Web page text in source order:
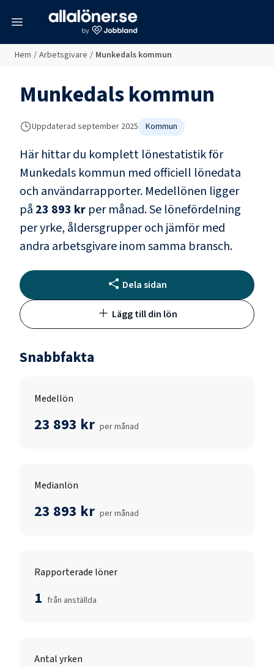
Hem / Arbetsgivare / Munkedals kommun
Munkedals kommun
Uppdaterad september 2025 Kommun
Här hittar du komplett lönestatistik för
Munkedals kommun med officiell lönedata
och användarrapporter. Medellönen ligger
på 23 893 kr per månad.Se lönefördelning
per yrke, åldersgrupper och jämför med
andra arbetsgivare inom samma bransch.
Dela sidan
Lägg till din lön
Snabbfakta
Medellön
23 893 kr per månad
Medianlön
23 893 kr per månad
Rapporterade löner
1 från anställda
Antal yrken